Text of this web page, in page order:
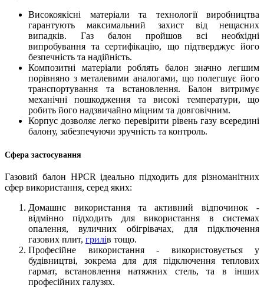
Високоякісні матеріали та технології виробництва
гарантують максимальний захист від нещасних
випадків. Газ балон пройшов всі необхідні
випробування та сертифікацію, що підтверджує його
безпечність та надійність.
Композитні матеріали роблять балон значно легшим
порівняно з металевими аналогами, що полегшує його
транспортування та встановлення. Балон витримує
механічні пошкодження та високі температури, що
робить його надзвичайно міцним та довговічним.
Корпус дозволяє легко перевірити рівень газу всередині
балону, забезпечуючи зручність та контроль.
Сфера застосування
Газовий балон HPCR ідеально підходить для різноманітних
сфер використання, серед яких:
Домашнє використання та активний відпочинок -
відмінно підходить для використання в системах
опалення, вуличних обігрівачах, для підключення
газових плит, грилів тощо.
Професійне використання - використовується у
будівництві, зокрема для для підключення теплових
гармат, встановлення натяжних стель, та в інших
професійних галузях.